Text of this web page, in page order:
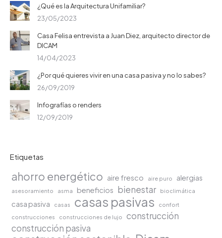
¿Qué es la Arquitectura Unifamiliar?
23/05/2023
Casa Felisa entrevista a Juan Diez, arquitecto director de
DICAM
14/04/2023
¿Por qué quieres vivir en una casa pasiva y no lo sabes?
26/09/2019
Infografías o renders
12/09/2019
Etiquetas
ahorro energético aire fresco aire puro alergias
asesoramiento asma beneficios bienestar bioclimática
casa pasiva casas casas pasivas
confort
construcciones
construcciones de lujo
construcción
construcción pasiva